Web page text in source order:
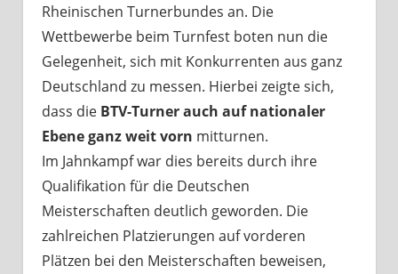
Rheinischen Turnerbundes an. Die
Wettbewerbe beim Turnfest boten nun die
Gelegenheit, sich mit Konkurrenten aus ganz
Deutschland zu messen. Hierbei zeigte sich,
dass die BTV-Turnerauch auf nationaler
Ebene ganz weit vorn mitturnen.
Im Jahnkampf war dies bereits durch ihre
Qualifikation für die Deutschen
Meisterschaften deutlich geworden. Die
zahlreichen Platzierungen auf vorderen
Plätzen bei den Meisterschaften beweisen,